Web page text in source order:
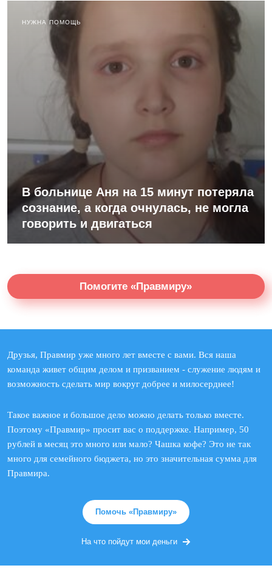
НУЖНА ПОМОЩЬ
В больнице Аня на 15 минут потеряла
сознание, а когда очнулась, не могла
говорить и двигаться
Помогите «Правмиру»
Друзья, Правмир уже много лет вместе с вами. Вся наша
команда живет общим делом и призванием - служение людям и
возможность сделать мир вокруг добрее и милосерднее!
Такое важное и большое дело можно делать только вместе.
Поэтому «Правмир» просит вас о поддержке. Например, 50
рублей в месяц это много или мало? Чашка кофе? Это не так
много для семейного бюджета, но это значительная сумма для
Правмира.
Помочь «Правмиру»
На что пойдут мои деньги